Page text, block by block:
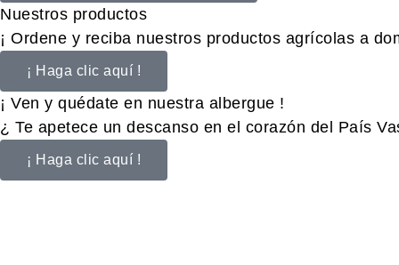
Nuestros productos
¡ Ordene y reciba nuestros productos agrícolas a
¡ Haga clic aquí !
¡ Ven y quédate en nuestra albergue !
¿ Te apetece un descanso en el corazón del País
¡ Haga clic aquí !